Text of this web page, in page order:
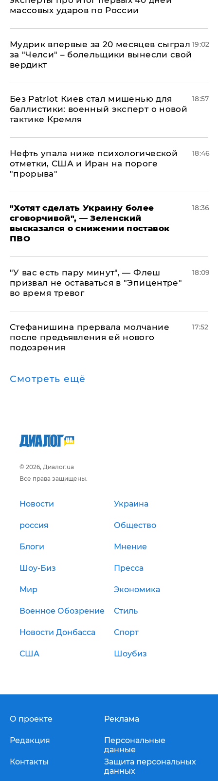
массовых ударов по России
Мудрик впервые за 20 месяцев сыграл
за "Челси" – болельщики вынесли свой
вердикт
19:02
​Без Patriot Киев стал мишенью для
баллистики: военный эксперт о новой
тактике Кремля
18:57
Нефть упала ниже психологической
отметки, США и Иран на пороге
"прорыва"
18:46
​"Хотят сделать Украину более
сговорчивой", — Зеленский
высказался о снижении поставок
ПВО
18:36
​"У вас есть пару минут", — Флеш
призвал не оставаться в "Эпицентре"
во время тревог
18:09
Стефанишина прервала молчание
после предъявления ей нового
подозрения
17:52
Смотреть ещё
© 2026, Диалог.ua
Все права защищены.
Новости Украина
россия Общество
Блоги Мнение
Шоу-Биз Пресса
Мир Экономика
Военное Обозрение Стиль
Новости Донбасса Спорт
США Шоубиз
О проекте
Редакция
Контакты
Реклама
Персональные
данные
Защита персональных
данных